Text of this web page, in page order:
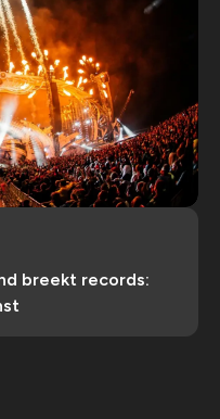
breekt records: